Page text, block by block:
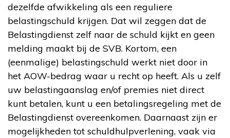
dezelfde afwikkeling als een reguliere
belastingschuld krijgen. Dat wil zeggen dat de
Belastingdienst zelf naar de schuld kijkt en geen
melding maakt bij de SVB. Kortom, een
(eenmalige) belastingschuld werkt niet door in
het AOW-bedrag waar u recht op heeft. Als u zelf
uw belastingaanslag en/of premies niet direct
kunt betalen, kunt u een betalingsregeling met de
Belastingdienst overeenkomen. Daarnaast zijn er
mogelijkheden tot schuldhulpverlening, vaak via